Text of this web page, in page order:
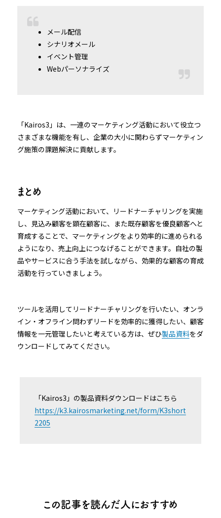
メール配信
シナリオメール
イベント管理
Webパーソナライズ
「Kairos3」は、一連のマーケティング活動において役立つ
さまざまな機能を有し、企業の大小に関わらずマーケティン
グ施策の課題解決に貢献します。
まとめ
マーケティング活動において、リードナーチャリングを実施
し、見込み顧客を顕在顧客に、また既存顧客を優良顧客へと
育成することで、マーケティングをより効率的に進められる
ようになり、売上向上につなげることができます。自社の製
品やサービスに合う手法を試しながら、効果的な顧客の育成
活動を行っていきましょう。
ツールを活用してリードナーチャリングを行いたい、オンラ
イン・オフライン問わずリードを効率的に獲得したい、顧客
情報を一元管理したいと考えている方は、ぜひ製品資料をダ
ウンロードしてみてください。
「Kairos3」の製品資料ダウンロードはこちら
https://k3.kairosmarketing.net/form/K3short
2205
この記事を読んだ人におすすめ